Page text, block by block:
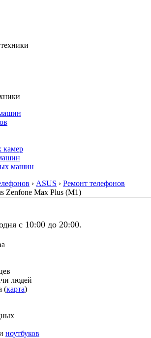
камер
машин
› ASUS › Ремонт телефонов
Zenfone Max Plus (M1)
с 10:00 до 20:00.
людей
(карта)
ноутбуков